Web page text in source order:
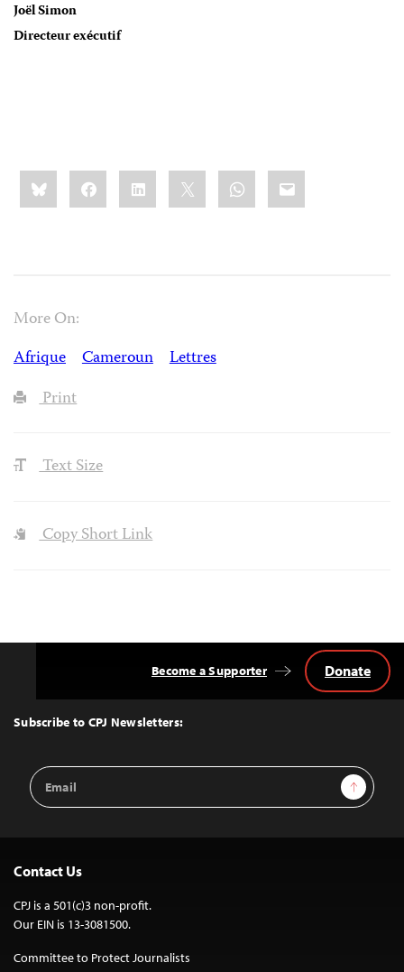
Joël Simon
Directeur exécutif
Share
this:BlueskyFacebookLinkedIn WhatsApp
Email
More On:
Afrique
Cameroun
Lettres
Print
Text Size
Copy Short Link
Top
Subscribe to CPJ Newsletters:
Email
Address
Sign Up
Become a Supporter Donate
Contact Us
CPJ is a 501(c)3 non-profit.
Our EIN is 13-3081500.
Committee to Protect Journalists